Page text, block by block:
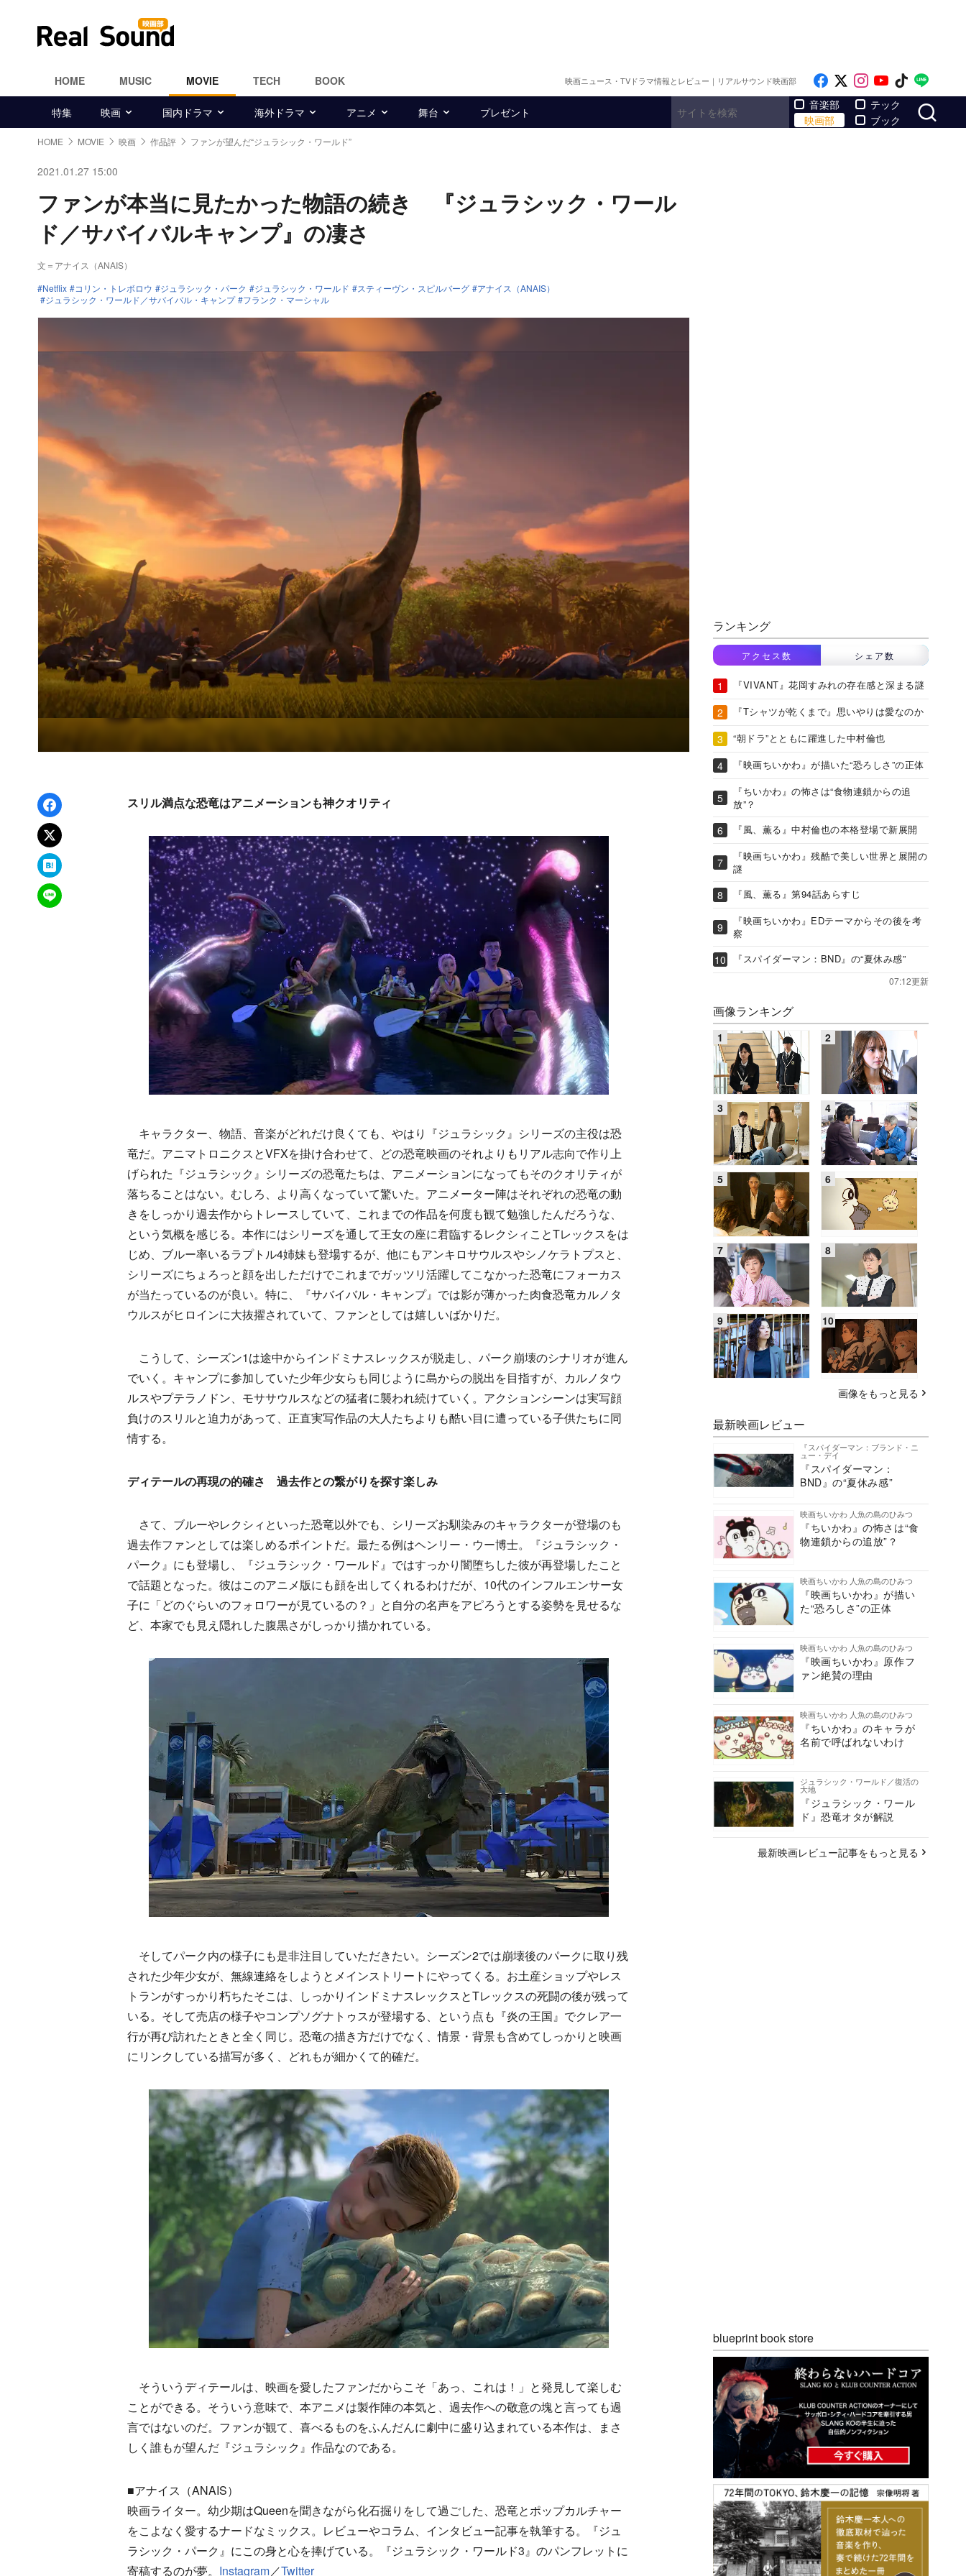
HOME MUSIC MOVIE TECH BOOK 映画ニュース・TVドラマ情報とレビュー｜リアルサウンド映画部 Like on Facebook
Follow on x
Follow on
Follow on
Follow
特集 映画 国内ドラマ 海外ドラマ アニメ 舞台 プレゼント
音楽部
映画部
テック
ブック
HOME MOVIE 映画 作品評 ファンが望んだ“ジュラシック・ワールド”
2021.01.27 15:00
ファンが本当に見たかった物語の続き 『ジュラシック・ワール
ド／サバイバルキャンプ』の凄さ
文＝アナイス（ANAIS）
Netflix
コリン・トレボロウ ジュラシック・パーク ジュラシック・ワールド スティーヴン・スピルバーグ
アナイス（ANAIS）
ジュラシック・ワールド／サバイバル・キャンプ
フランク・マーシャル
Facebookでシェア
xでポスト
はてなブックマーク
LINEで送る
スリル満点な恐竜はアニメーションも神クオリティ
キャラクター、物語、音楽がどれだけ良くても、やはり『ジュラシック』シリーズの主役は恐
竜だ。アニマトロニクスとVFXを掛け合わせて、どの恐竜映画のそれよりもリアル志向で作り上
げられた『ジュラシック』シリーズの恐竜たちは、アニメーションになってもそのクオリティが
落ちることはない。むしろ、より高くなっていて驚いた。アニメーター陣はそれぞれの恐竜の動
きをしっかり過去作からトレースしていて、これまでの作品を何度も観て勉強したんだろうな、
という気概を感じる。本作にはシリーズを通して王女の座に君臨するレクシィことTレックスをは
じめ、ブルー率いるラプトル4姉妹も登場するが、他にもアンキロサウルスやシノケラトプスと、
シリーズにちょろっと顔を出しただけでこれまでガッツリ活躍してこなかった恐竜にフォーカス
が当たっているのが良い。特に、『サバイバル・キャンプ』では影が薄かった肉食恐竜カルノタ
ウルスがヒロインに大抜擢されていて、ファンとしては嬉しいばかりだ。
こうして、シーズン1は途中からインドミナスレックスが脱走し、パーク崩壊のシナリオが進ん
でいく。キャンプに参加していた少年少女らも同じように島からの脱出を目指すが、カルノタウ
ルスやプテラノドン、モササウルスなどの猛者に襲われ続けていく。アクションシーンは実写顔
負けのスリルと迫力があって、正直実写作品の大人たちよりも酷い目に遭っている子供たちに同
情する。
ディテールの再現の的確さ 過去作との繋がりを探す楽しみ
さて、ブルーやレクシィといった恐竜以外でも、シリーズお馴染みのキャラクターが登場のも
過去作ファンとしては楽しめるポイントだ。最たる例はヘンリー・ウー博士。『ジュラシック・
パーク』にも登場し、『ジュラシック・ワールド』ではすっかり闇堕ちした彼が再登場したこと
で話題となった。彼はこのアニメ版にも顔を出してくれるわけだが、10代のインフルエンサー女
子に「どのぐらいのフォロワーが見ているの？」と自分の名声をアピろうとする姿勢を見せるな
ど、本家でも見え隠れした腹黒さがしっかり描かれている。
そしてパーク内の様子にも是非注目していただきたい。シーズン2では崩壊後のパークに取り残
された少年少女が、無線連絡をしようとメインストリートにやってくる。お土産ショップやレス
トランがすっかり朽ちたそこは、しっかりインドミナスレックスとTレックスの死闘の後が残って
いる。そして売店の様子やコンプソグナトゥスが登場する、という点も『炎の王国』でクレア一
行が再び訪れたときと全く同じ。恐竜の描き方だけでなく、情景・背景も含めてしっかりと映画
にリンクしている描写が多く、どれもが細かくて的確だ。
そういうディテールは、映画を愛したファンだからこそ「あっ、これは！」と発見して楽しむ
ことができる。そういう意味で、本アニメは製作陣の本気と、過去作への敬意の塊と言っても過
言ではないのだ。ファンが観て、喜べるものをふんだんに劇中に盛り込まれている本作は、まさ
しく誰もが望んだ『ジュラシック』作品なのである。
■アナイス（ANAIS）
映画ライター。幼少期はQueenを聞きながら化石掘りをして過ごした、恐竜とポップカルチャー
をこよなく愛するナードなミックス。レビューやコラム、インタビュー記事を執筆する。『ジュ
ラシック・パーク』にこの身と心を捧げている。『ジュラシック・ワールド3』のパンフレットに
寄稿するのが夢。 Instagram／Twitter
ランキング
アクセス数 シェア数
『VIVANT』花岡すみれの存在感と深まる謎
『Tシャツが乾くまで』思いやりは愛なのか
“朝ドラ”とともに躍進した中村倫也
『映画ちいかわ』が描いた“恐ろしさ”の正体
『ちいかわ』の怖さは“食物連鎖からの追
放”？
『風、薫る』中村倫也の本格登場で新展開
『映画ちいかわ』残酷で美しい世界と展開の
謎
『風、薫る』第94話あらすじ
『映画ちいかわ』EDテーマからその後を考
察
『スパイダーマン：BND』の“夏休み感”
07:12更新
画像ランキング
画像をもっと見る
最新映画レビュー
『スパイダーマン：ブランド・ニ
ュー・デイ
『スパイダーマン：
BND』の“夏休み感”
映画ちいかわ 人魚の島のひみつ
『ちいかわ』の怖さは“食
物連鎖からの追放”？
映画ちいかわ 人魚の島のひみつ
『映画ちいかわ』が描い
た“恐ろしさ”の正体
映画ちいかわ 人魚の島のひみつ
『映画ちいかわ』原作フ
ァン絶賛の理由
映画ちいかわ 人魚の島のひみつ
『ちいかわ』のキャラが
名前で呼ばれないわけ
ジュラシック・ワールド／復活の
大地
『ジュラシック・ワール
ド』恐竜オタが解説
最新映画レビュー記事をもっと見る
blueprint book store